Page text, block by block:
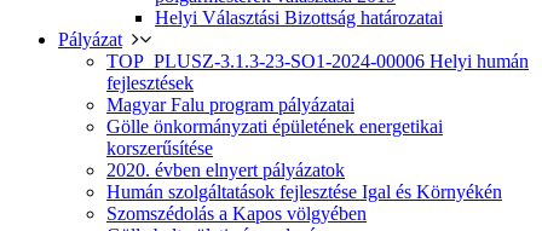
Helyi Választási Bizottság határozatai
Pályázat
TOP_PLUSZ-3.1.3-23-SO1-2024-00006 Helyi humán
fejlesztések
Magyar Falu program pályázatai
Gölle önkormányzati épületének energetikai
korszerűsítése
2020. évben elnyert pályázatok
Humán szolgáltatások fejlesztése Igal és Környékén
Szomszédolás a Kapos völgyében